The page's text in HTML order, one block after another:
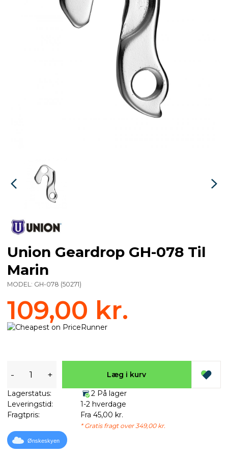
Union Geardrop GH-078 Til
Marin
MODEL: GH-078 (50271)
109,00 kr.
- + Læg i kurv
Lagerstatus:
2 På lager
Leveringstid:
1-2 hverdage
Fragtpris:
Fra 45,00 kr.
* Gratis fragt over 349,00 kr.
Ønskeskyen